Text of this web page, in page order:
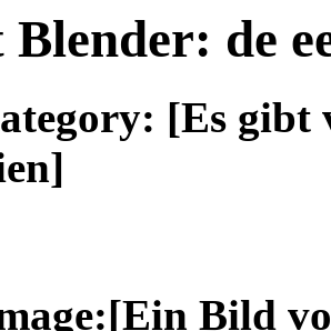
Blender: de
[Es gibt
Bild